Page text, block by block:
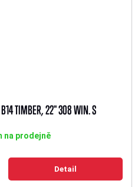
B14 TIMBER, 22" 308 WIN. S
na prodejně
Detail